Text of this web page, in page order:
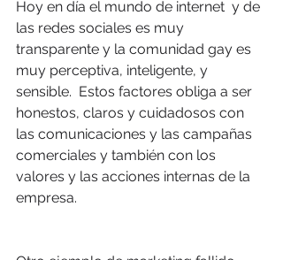
Hoy en día el mundo de internet  y de
las redes sociales es muy
transparente y la comunidad gay es
muy perceptiva, inteligente, y
sensible.  Estos factores obliga a ser
honestos, claros y cuidadosos con
las comunicaciones y las campañas
comerciales y también con los
valores y las acciones internas de la
empresa.